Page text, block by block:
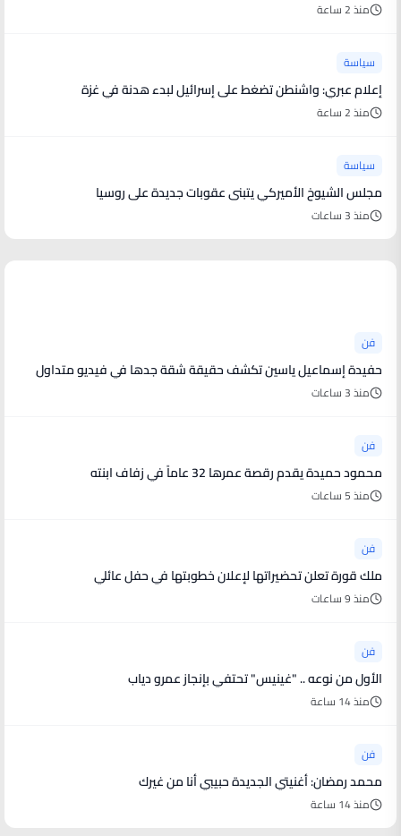
منذ 2 ساعة
سياسة
إعلام عبري: واشنطن تضغط على إسرائيل لبدء هدنة في غزة
منذ 2 ساعة
سياسة
مجلس الشيوخ الأميركي يتبنى عقوبات جديدة على روسيا
منذ 3 ساعات
فن
حفيدة إسماعيل ياسين تكشف حقيقة شقة جدها في فيديو متداول
منذ 3 ساعات
فن
محمود حميدة يقدم رقصة عمرها 32 عاماً في زفاف ابنته
منذ 5 ساعات
فن
ملك قورة تعلن تحضيراتها لإعلان خطوبتها في حفل عائلي
منذ 9 ساعات
فن
الأول من نوعه .. "غينيس" تحتفي بإنجاز عمرو دياب
منذ 14 ساعة
فن
محمد رمضان: أغنيتي الجديدة حبيبي أنا من غيرك
منذ 14 ساعة